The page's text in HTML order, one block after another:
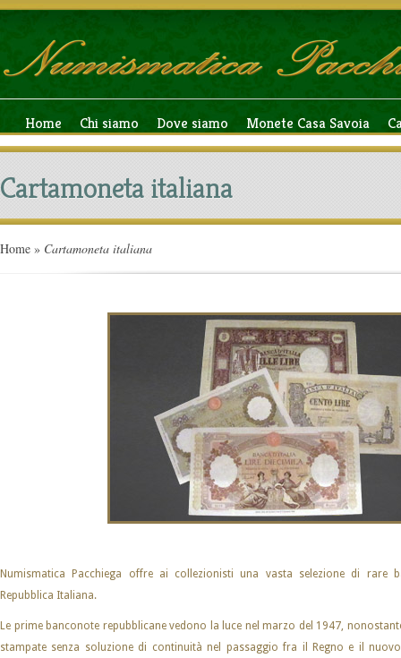
Home Chi siamo Dove siamo Monete Casa Savoia
Cartamoneta italiana
Home » Cartamoneta italiana
Numismatica Pacchiega offre ai collezionisti una vasta selezione di rare
Repubblica Italiana.
Le prime banconote repubblicane vedono la luce nel marzo del 1947,
stampate senza soluzione di continuità nel passaggio fra il Regno e il